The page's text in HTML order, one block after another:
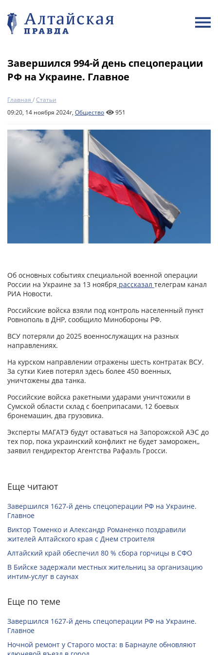
Завершился 994-й день спецоперации
РФ на Украине. Главное
Главная /Статьи
09:20, 14 ноября 2024г, Общество 951
Об основных событиях специальной военной операции
России на Украине за 13 ноября рассказал телеграм канал
РИА Новости.
Российские войска взяли под контроль населенный пункт
Ровнополь в ДНР, сообщило Минобороны РФ.
ВСУ потеряли до 2025 военнослужащих на разных
направлениях.
На курском направлении отражены шесть контратак ВСУ.
За сутки Киев потерял здесь более 450 военных,
уничтожены два танка.
Российские войска ракетными ударами уничтожили в
Сумской области склад с боеприпасами, 12 боевых
бронемашин, два грузовика.
Эксперты МАГАТЭ будут оставаться на Запорожской АЭС до
тех пор, пока украинский конфликт не будет заморожен,,
заявил гендиректор Агентства Рафаэль Гросси.
Еще читают
Завершился 1627-й день спецоперации РФ на Украине.
Главное
Виктор Томенко и Александр Романенко поздравили
жителей Алтайского края с Днем строителя
Алтайский край обеспечил 80 % сбора горчицы в СФО
В Бийске задержали местных жительниц за организацию
интим-услуг в саунах
Еще по теме
Завершился 1627-й день спецоперации РФ на Украине.
Главное
Ночной ремонт у Старого моста: в Барнауле обновляют